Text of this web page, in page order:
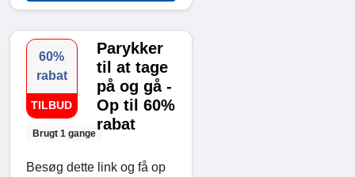
60%
rabat
TILBUD
Brugt 1 gange
Parykker
til at tage
på og gå -
Op til 60%
rabat
Besøg dette link og få op